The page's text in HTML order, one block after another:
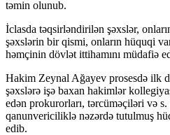
təmin olunub.
İclasda təqsirləndirilən şəxslər,
şəxslərin bir qismi, onların hüquqi
həmçinin dövlət ittihamını müdafiə
Hakim Zeynal Ağayev prosesdə ilk
şəxslərə işə baxan hakimlər
edən prokurorları, tərcüməçiləri və
qanunvericiliklə nəzərdə tutulmuş
edib.